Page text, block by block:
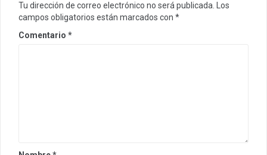
Tu dirección de correo electrónico no será publicada. Los
campos obligatorios están marcados con *
Comentario *